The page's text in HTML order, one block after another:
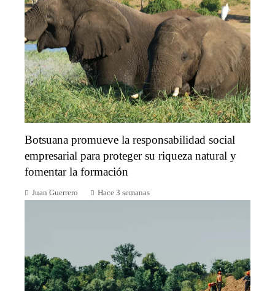
Botsuana promueve la responsabilidad social
empresarial para proteger su riqueza natural y
fomentar la formación
Juan Guerrero Hace 3 semanas